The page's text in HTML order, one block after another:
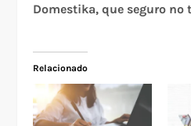
Domestika, que seguro no
Relacionado